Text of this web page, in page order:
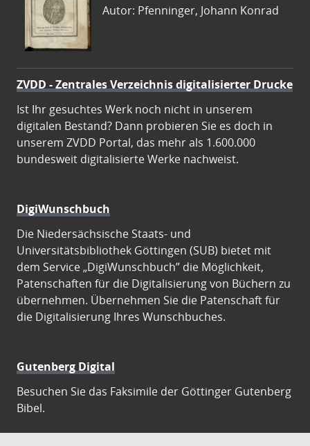
Autor: Pfenninger, Johann Konrad
ZVDD - Zentrales Verzeichnis digitalisierter Drucke
Ist Ihr gesuchtes Werk noch nicht in unserem
digitalen Bestand? Dann probieren Sie es doch in
unserem ZVDD Portal, das mehr als 1.600.000
bundesweit digitalisierte Werke nachweist.
DigiWunschbuch
Die Niedersächsische Staats- und
Universitätsbibliothek Göttingen (SUB) bietet mit
dem Service „DigiWunschbuch” die Möglichkeit,
Patenschaften für die Digitalisierung von Büchern zu
übernehmen. Übernehmen Sie die Patenschaft für
die Digitalisierung Ihres Wunschbuches.
Gutenberg Digital
Besuchen Sie das Faksimile der Göttinger Gutenberg
Bibel.